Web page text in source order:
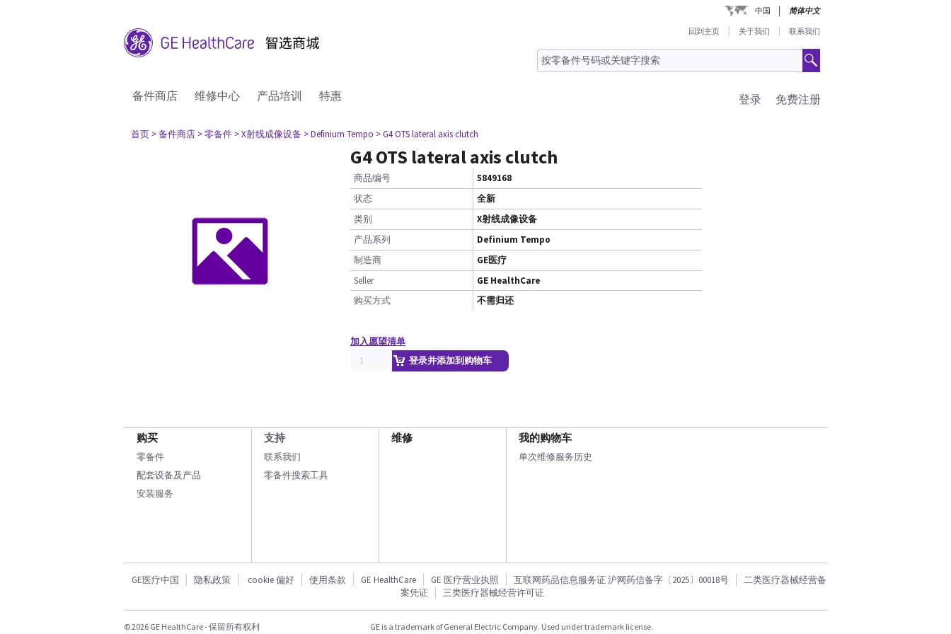
中国 简体中文
回到主页 关于我们 联系我们
备件商店 维修中心 产品培训 特惠 免费注册
登录
首页 > 备件商店 > 零备件 > X射线成像设备 > Definium Tempo > G4 OTS lateral axis clutch
G4 OTS lateral axis clutch
商品编号
5849168
状态
全新
类别
X射线成像设备
产品系列
Definium Tempo
制造商
GE医疗
Seller
GE HealthCare
购买方式
不需归还
加入愿望清单
登录并添加到购物车
购买
零备件
配套设备及产品
安装服务
支持
联系我们
零备件搜索工具
维修 我的购物车
单次维修服务历史
GE医疗中国 隐私政策 cookie 偏好 使用条款 GE HealthCare GE 医疗营业执照 互联网药品信息服务证 沪网药信备字〔2025〕00018号
二类医疗器械经营备
案凭证
三类医疗器械经营许可证
© 2026 GE HealthCare - 保留所有权利 GE is a trademark of General Electric Company. Used under trademark license.